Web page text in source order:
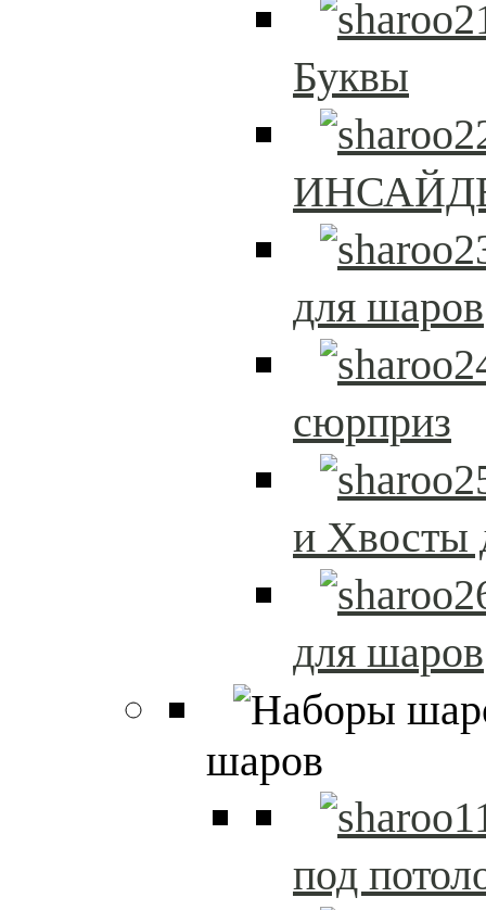
Буквы
для шаров
сюрприз
и Хвосты
для шаров
шаров
под